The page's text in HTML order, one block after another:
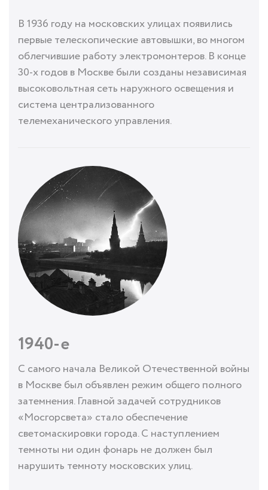
В 1936 году на московских улицах появились
первые телескопические автовышки, во многом
облегчившие работу электромонтеров. В конце
30-х годов в Москве были созданы независимая
высоковольтная сеть наружного освещения и
система централизованного
телемеханического управления.
1940-е
С самого начала Великой Отечественной войны
в Москве был объявлен режим общего полного
затемнения. Главной задачей сотрудников
«Мосгорсвета» стало обеспечение
светомаскировки города. С наступлением
темноты ни один фонарь не должен был
нарушить темноту московских улиц.